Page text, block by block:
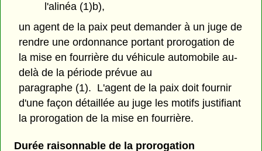
l'alinéa (1)b),
un agent de la paix peut demander à un juge de
rendre une ordonnance portant prorogation de
la mise en fourrière du véhicule automobile au-
delà de la période prévue au
paragraphe (1). L'agent de la paix doit fournir
d'une façon détaillée au juge les motifs justifiant
la prorogation de la mise en fourrière.
Durée raisonnable de la prorogation